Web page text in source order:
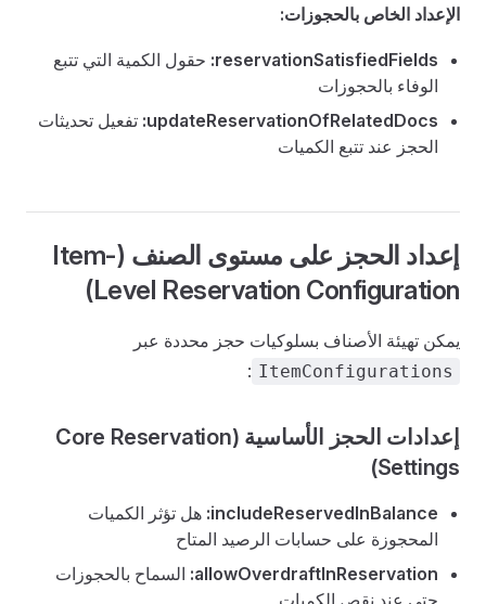
الإعداد الخاص بالحجوزات:
reservationSatisfiedFields: حقول الكمية التي تتبع
الوفاء بالحجوزات
updateReservationOfRelatedDocs: تفعيل تحديثات
الحجز عند تتبع الكميات
إعداد الحجز على مستوى الصنف (Item-
Level Reservation Configuration)
يمكن تهيئة الأصناف بسلوكيات حجز محددة عبر
ItemConfigurations
:
إعدادات الحجز الأساسية (Core Reservation
Settings)
includeReservedInBalance: هل تؤثر الكميات
المحجوزة على حسابات الرصيد المتاح
allowOverdraftInReservation: السماح بالحجوزات
حتى عند نقص الكميات